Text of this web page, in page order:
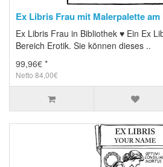
Ex Libris Frau mit Malerpalette am
Ex Libris Frau in Bibliothek ♥ Ein Ex
Bereich Erotik. Sie können dieses ..
99,96€ *
Netto 84,00€